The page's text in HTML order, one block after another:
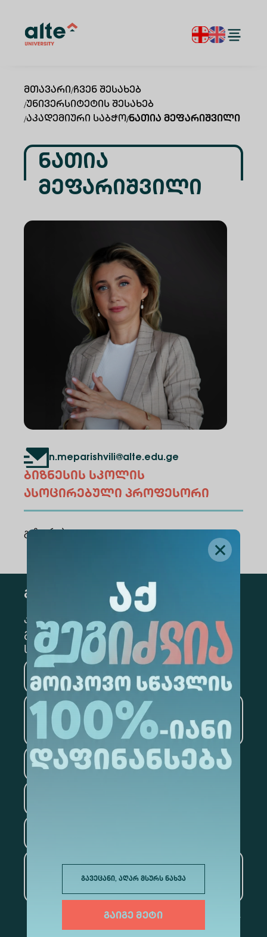
გავეცანი, აღარ მსურს ნახვა
გაიგე მეტი
Მთავარი/Ჩვენ Შესახებ
/Უნივერსიტეტის Შესახებ
/Აკადემიური Საბჭო/Ნათია Მეფარიშვილი
Ნათია
Მეფარიშვილი
n.meparishvili@alte.edu.ge
ბიზნესის სკოლის
ასოცირებული პროფესორი
გაზიარება
გამოწერა
კონკრეტული მიმართულების
გამოსაწერად, მონიშნეთ შესაბამისი
სექცია
მედიცინა ბიზნესი
საინფორმაციო
ტექნოლოგიები
სამართალი
ხელოვნური ინტელექტი
და მონაცემთა ანალიტიკა